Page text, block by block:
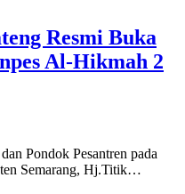
Resmi Buka
Al-Hikmah 2
Pondok Pesantren pada
Semarang, Hj.Titik…